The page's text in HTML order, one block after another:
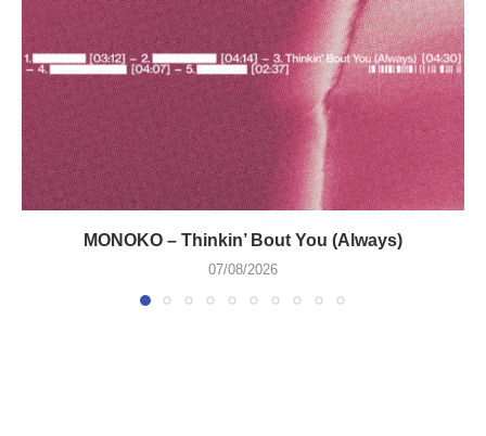
MONOKO – Thinkin’ Bout You (Always)
07/08/2026